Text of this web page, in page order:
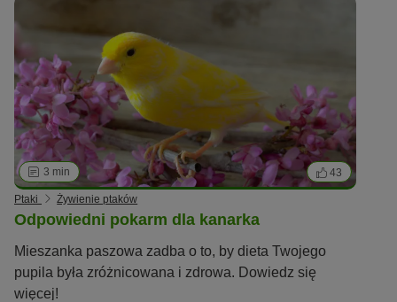
3 min 43
Ptaki Żywienie ptaków
Odpowiedni pokarm dla kanarka
Mieszanka paszowa zadba o to, by dieta Twojego
pupila była zróżnicowana i zdrowa. Dowiedz się
więcej!